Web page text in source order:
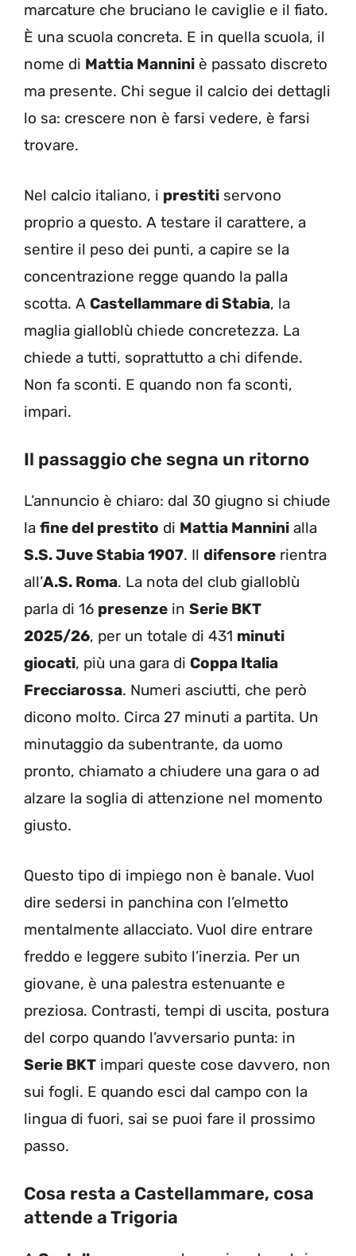
marcature che bruciano le caviglie e il fiato.
È una scuola concreta. E in quella scuola, il
nome di Mattia Mannini è passato discreto
ma presente. Chi segue il calcio dei dettagli
lo sa: crescere non è farsi vedere, è farsi
trovare.
Nel calcio italiano, i prestiti servono
proprio a questo. A testare il carattere, a
sentire il peso dei punti, a capire se la
concentrazione regge quando la palla
scotta. A Castellammare di Stabia, la
maglia gialloblù chiede concretezza. La
chiede a tutti, soprattutto a chi difende.
Non fa sconti. E quando non fa sconti,
impari.
Il passaggio che segna un ritorno
L’annuncio è chiaro: dal 30 giugno si chiude
la fine del prestito di Mattia Mannini alla
S.S. Juve Stabia 1907. Il difensore rientra
all’A.S. Roma. La nota del club gialloblù
parla di 16 presenze in Serie BKT
2025/26, per un totale di 431 minuti
giocati, più una gara di Coppa Italia
Frecciarossa. Numeri asciutti, che però
dicono molto. Circa 27 minuti a partita. Un
minutaggio da subentrante, da uomo
pronto, chiamato a chiudere una gara o ad
alzare la soglia di attenzione nel momento
giusto.
Questo tipo di impiego non è banale. Vuol
dire sedersi in panchina con l’elmetto
mentalmente allacciato. Vuol dire entrare
freddo e leggere subito l’inerzia. Per un
giovane, è una palestra estenuante e
preziosa. Contrasti, tempi di uscita, postura
del corpo quando l’avversario punta: in
Serie BKT impari queste cose davvero, non
sui fogli. E quando esci dal campo con la
lingua di fuori, sai se puoi fare il prossimo
passo.
Cosa resta a Castellammare, cosa
attende a Trigoria